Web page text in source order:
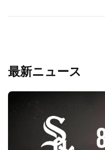
最新ニュース